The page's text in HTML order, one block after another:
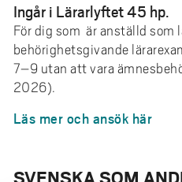
Ingår i Lärarlyftet 45 hp.
För dig som är anställd som
behörighetsgivande
7–9 utan att vara
2026).
Läs mer och ansök här
SVENSKA SOM